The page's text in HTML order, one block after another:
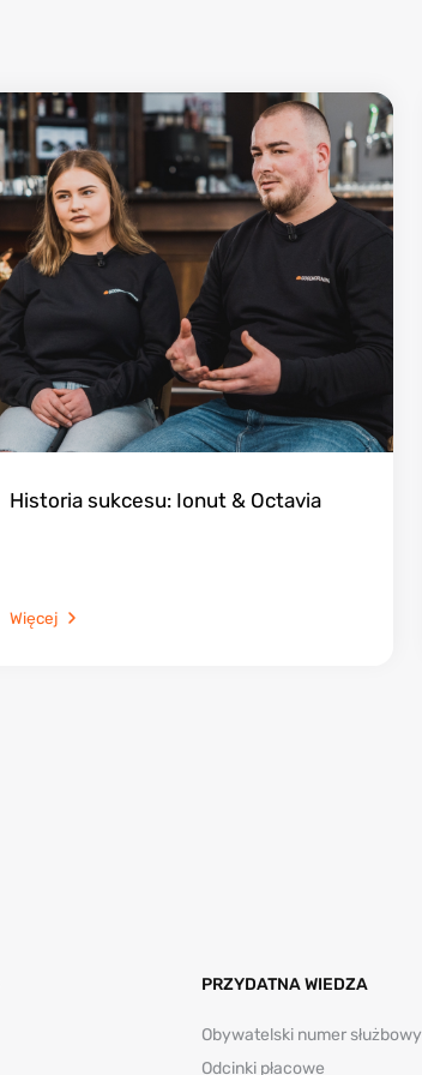
Historia sukcesu: Ionut & Octavia
Więcej
PRZYDATNA WIEDZA
Obywatelski numer służbowy
Odcinki płacowe